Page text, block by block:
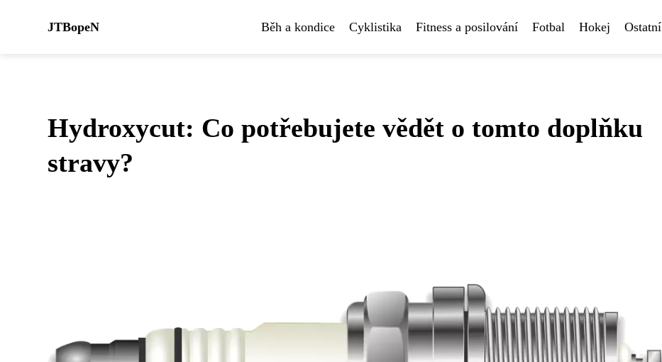
JTBopeN Běh a kondice Cyklistika Fitness a posilování Fotbal Hokej Ostatní
Hydroxycut: Co potřebujete vědět o tomto doplňku
stravy?